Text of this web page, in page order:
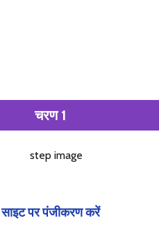
चरण 1
साइट पर पंजीकरण करें